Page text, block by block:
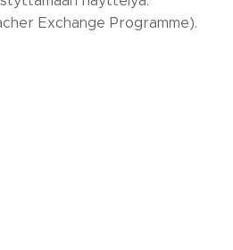
Exchange Programme).